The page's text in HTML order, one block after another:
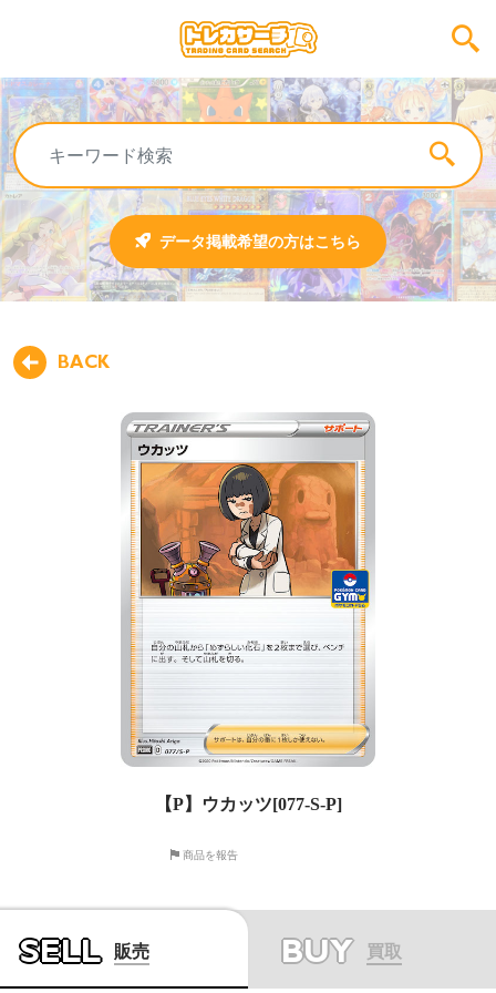
データ掲載希望の方はこちら
BACK
【P】ウカッツ[077-S-P]
商品を報告
SELL 販売 BUY 買取